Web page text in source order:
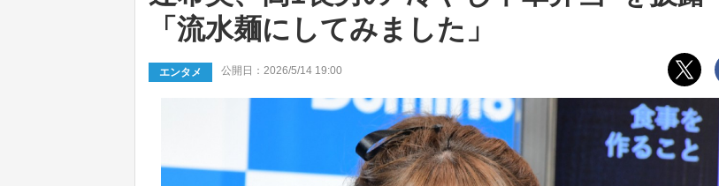
「流水麺にしてみました」
エンタメ 公開日：2026/5/14 19:00